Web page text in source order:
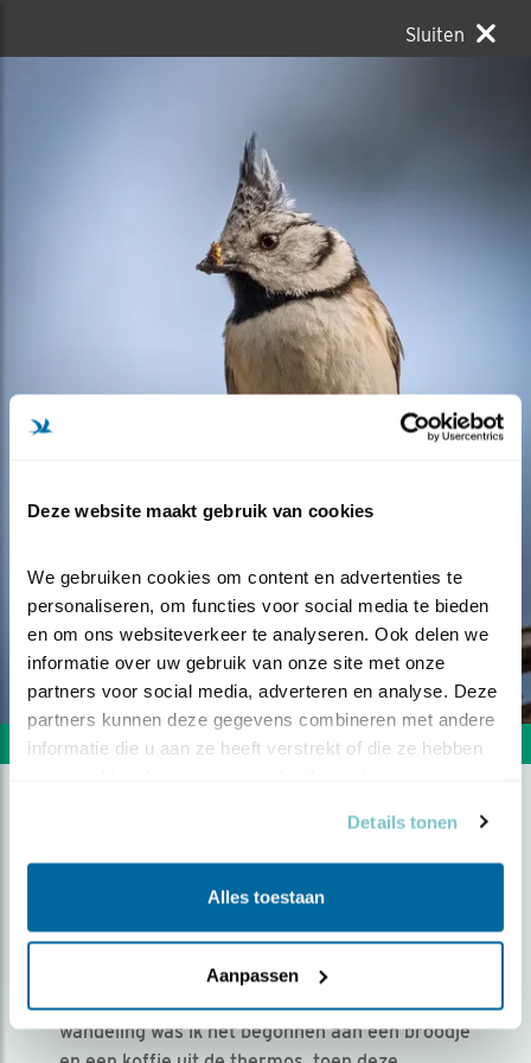
Deze website maakt gebruik van cookies
We gebruiken cookies om content en advertenties te
personaliseren, om functies voor social media te bieden
en om ons websiteverkeer te analyseren. Ook delen we
informatie over uw gebruik van onze site met onze
partners voor social media, adverteren en analyse. Deze
partners kunnen deze gegevens combineren met andere
informatie die u aan ze heeft verstrekt of die ze hebben
Details tonen
Alles toestaan
Aanpassen
Sluiten
Volgende foto Vorige foto
TOEVALLIGE ONTMOETING
Door Anko Lubach | Geplaatst op zaterdag 27
500mm, 1/1250sec, f5.6, iso280 Na een lange
wandeling was ik net begonnen aan een broodje